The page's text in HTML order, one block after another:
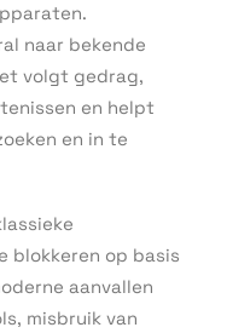
naar bekende
volgt gedrag,
en helpt
en in te
blokkeren op basis
aanvallen
misbruik van